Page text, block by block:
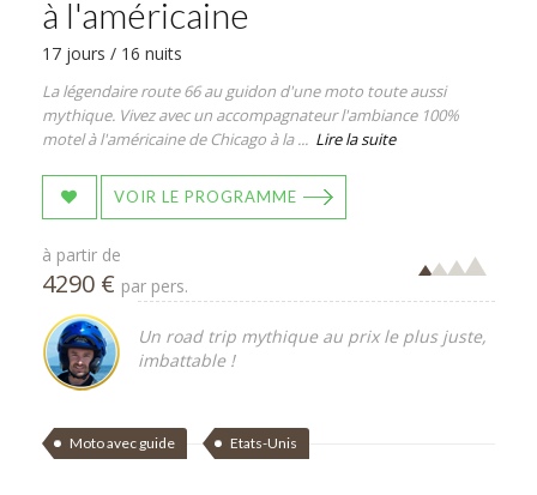
à l'américaine
17 jours / 16 nuits
La légendaire route 66 au guidon d'une moto toute aussi
mythique. Vivez avec un accompagnateur l'ambiance 100%
motel à l'américaine de Chicago à la ... Lire la suite
VOIR LE PROGRAMME
à partir de
4290 € par pers.
Un road trip mythique au prix le plus juste,
imbattable !
Moto avec guide Etats-Unis